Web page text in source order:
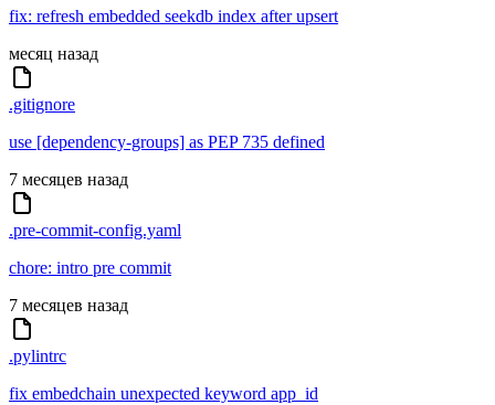
fix: refresh embedded seekdb index after upsert
месяц назад
.gitignore
use [dependency-groups] as PEP 735 defined
7 месяцев назад
.pre-commit-config.yaml
chore: intro pre commit
7 месяцев назад
.pylintrc
fix embedchain unexpected keyword app_id